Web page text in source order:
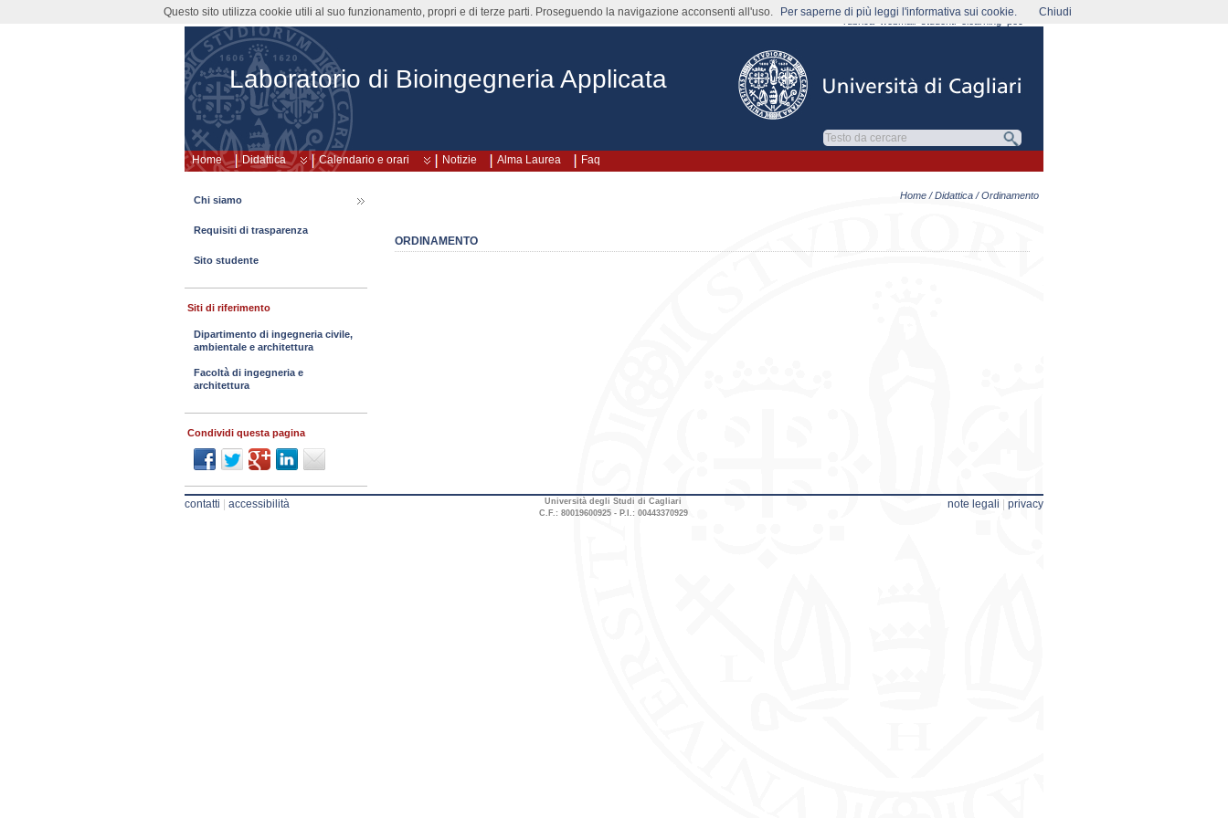
Laboratorio di Bioingegneria Applicata
Home
rubrica webmail
Didattica Calendario e orari Notizie Alma Laurea Faq
Home /Didattica / Ordinamento
ORDINAMENTO
Chi siamo
Requisiti di trasparenza
Sito studente
Siti di riferimento
Dipartimento di ingegneria civile,
ambientale e architettura
Facoltà di ingegneria e
architettura
Condividi questa pagina
contatti accessibilità
Università degli Studi di Cagliari
C.F.: 80019600925 - P.I.: 00443370929
note legali privacy
Questo sito utilizza cookie utili al suo funzionamento, propri e di terze parti. Proseguendo la navigazione acconsenti all'uso. Per saperne di più leggi l'informativa sui cookie. Chiudi